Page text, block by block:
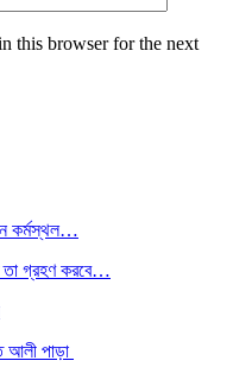
this browser for the next
কর্মস্থল…
তা গ্রহণ করবে…
আলী পাড়া